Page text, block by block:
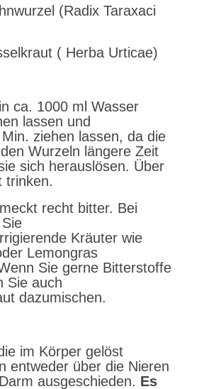
(Radix Taraxaci
( Herba Urticae)
ca. 1000 ml Wasser
lassen und
ziehen lassen, da die
Wurzeln längere Zeit
sich herauslösen. Über
trinken.
recht bitter. Bei
Kräuter wie
Lemongras
Sie gerne Bitterstoffe
Sie auch
dazumischen.
im Körper gelöst
entweder über die Nieren
ausgeschieden. Es